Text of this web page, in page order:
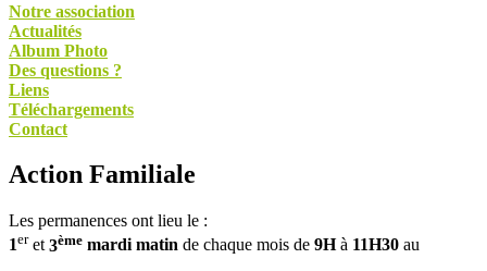
Notre association
Actualités
Album Photo
Des questions ?
Liens
Téléchargements
Contact
Action Familiale
Les permanences ont lieu le :
1eret3ème mardi matin de chaque mois de 9Hà 11H30 au